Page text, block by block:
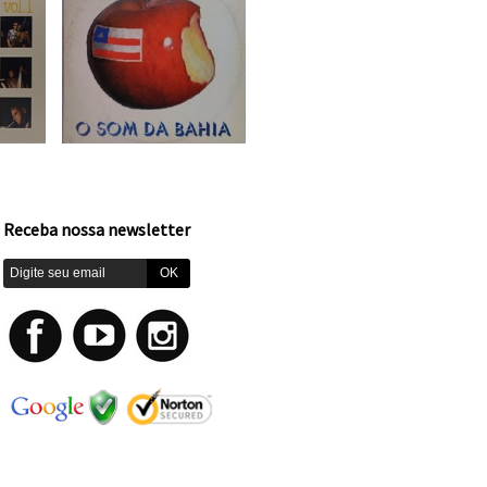
Receba nossa newsletter